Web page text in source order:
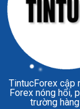
TintucForex cập
Forex nóng hổi,
trường hàng